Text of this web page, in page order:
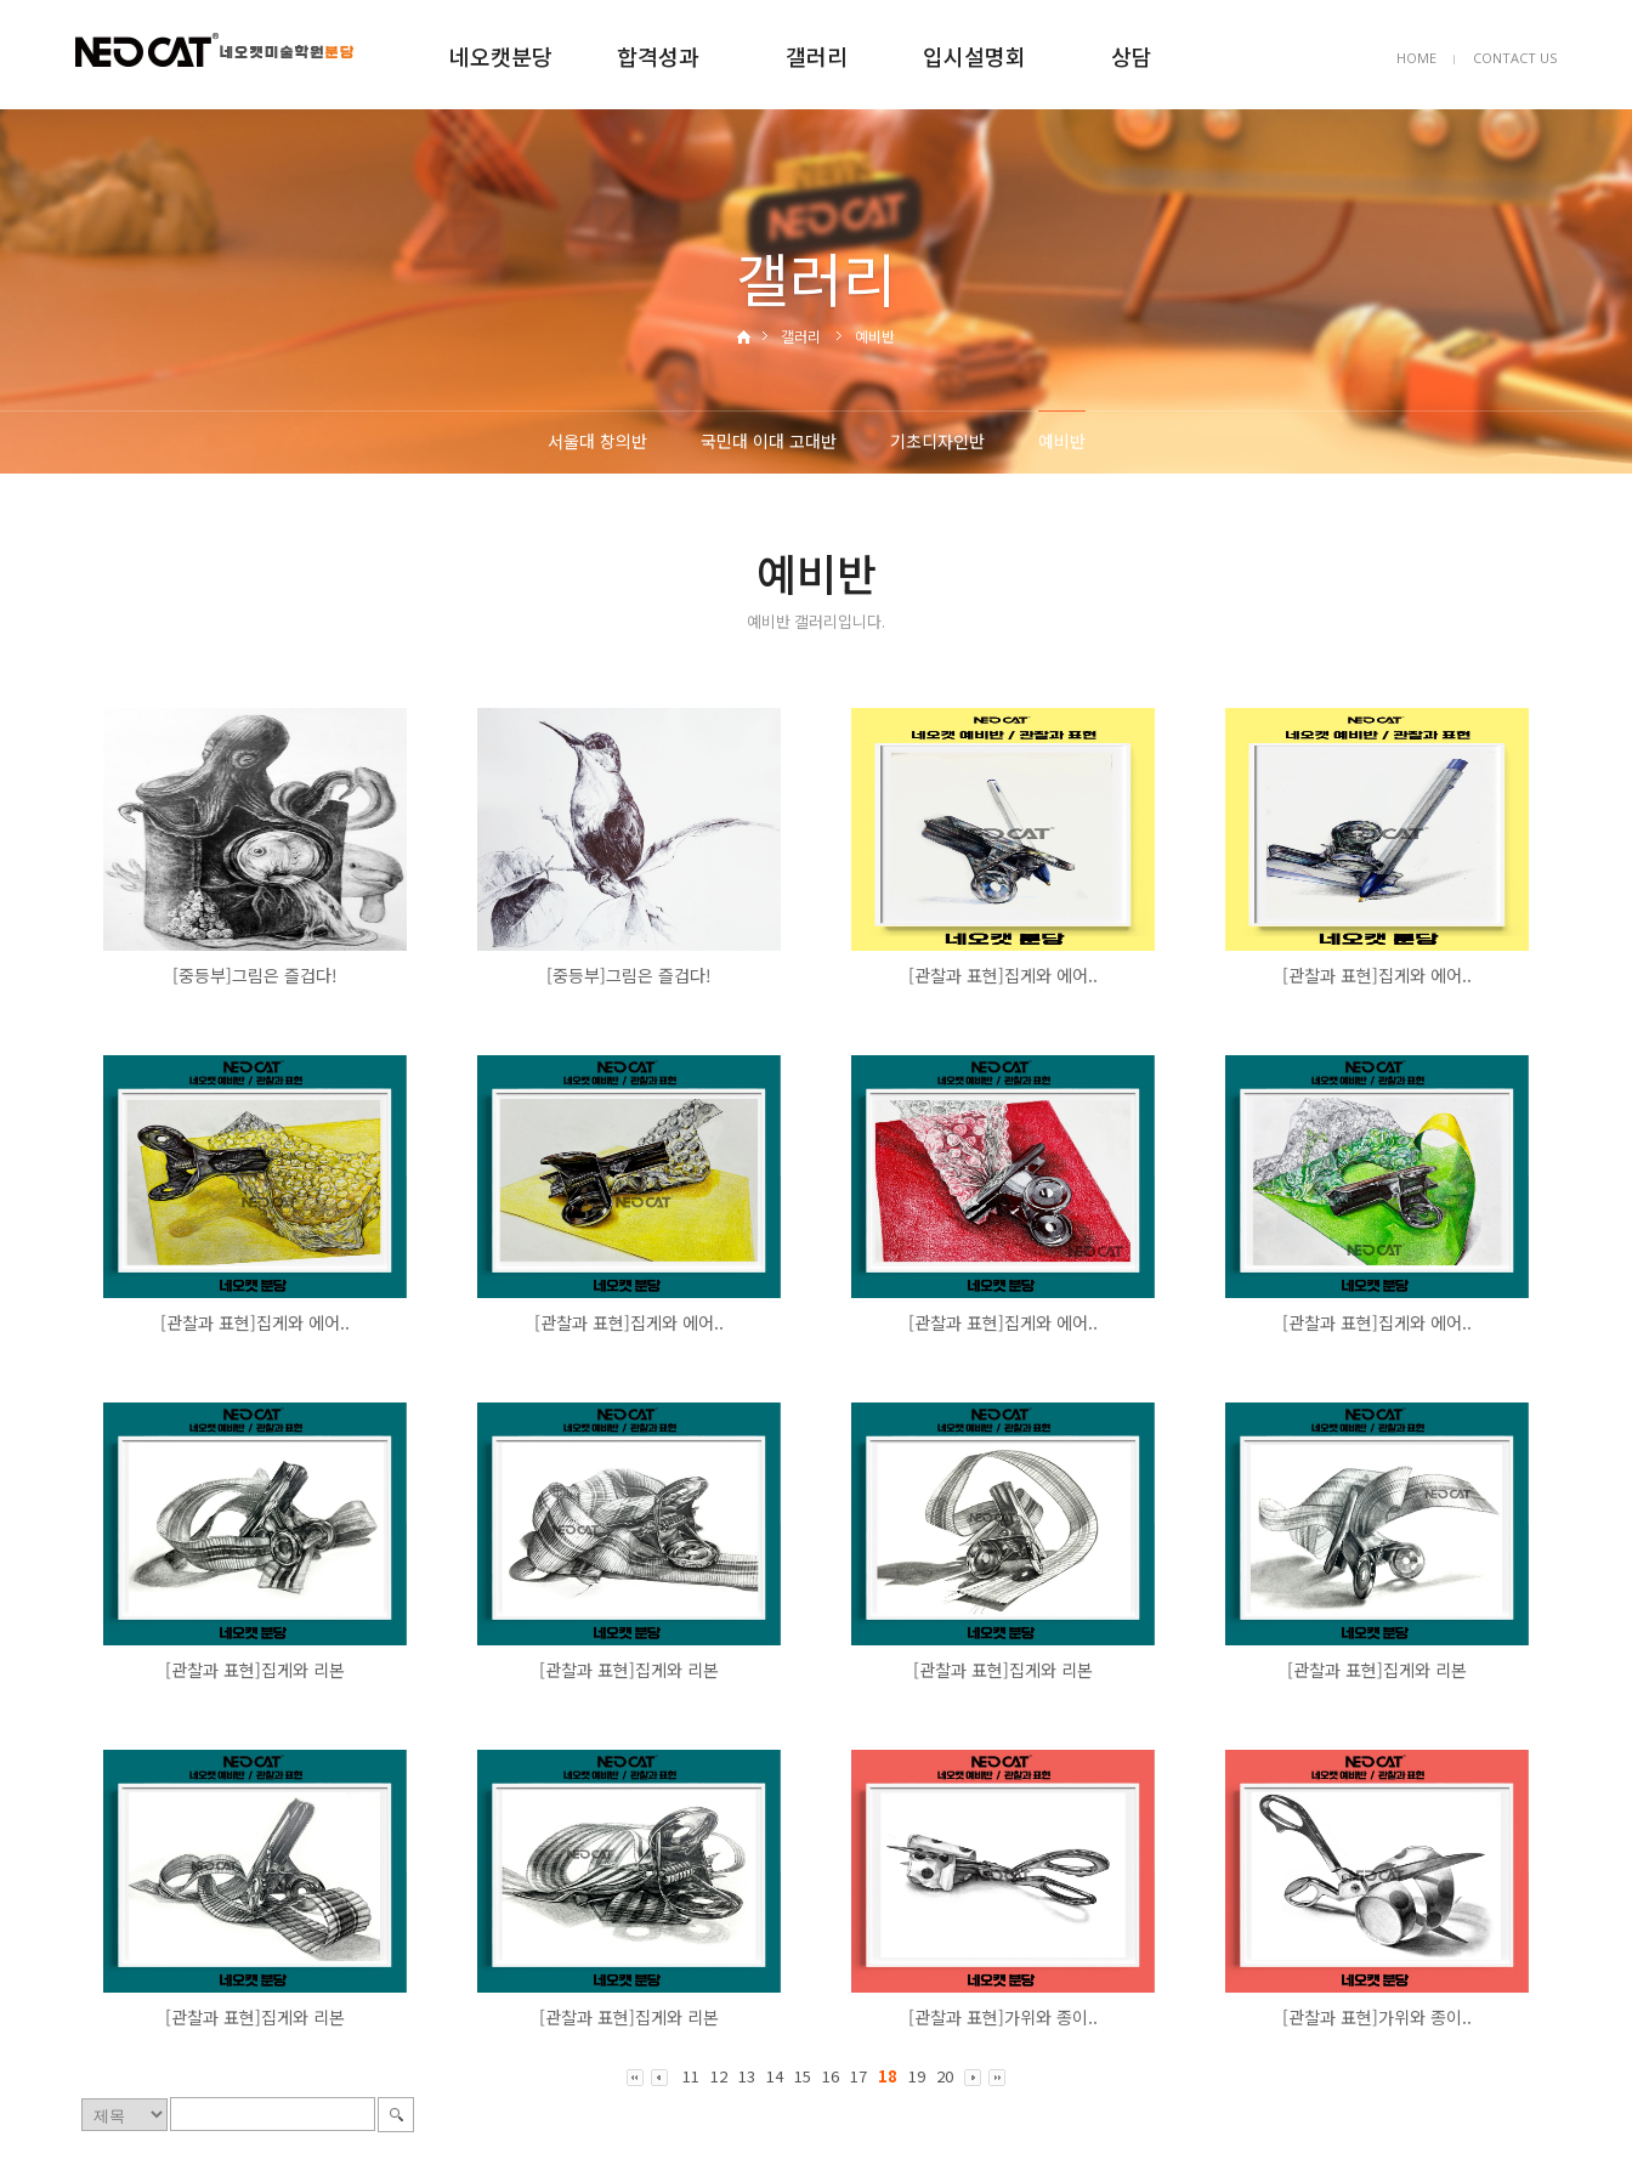
HOME ㅣ CONTACT US
네오캣분당
학원소개
규정안내
합격성과
2025합격성과
2024합격성과
2022합격성과
갤러리
서울대반
국민대 이대 고대반
기초디자인반
예비반
입시설명회
신입학입시설명회
재원생입시설명회
재원생진학설명회
상담
상담예약
묻고답하기
갤러리
갤러리 예비반
서울대 창의반 국민대 이대 고대반 기초디자인반 예비반
예비반
예비반 갤러리입니다.
[중등부]그림은 즐겁다! [중등부]그림은 즐겁다! [관찰과 표현]집게와 에어.. [관찰과 표현]집게와 에어..
[관찰과 표현]집게와 에어.. [관찰과 표현]집게와 에어.. [관찰과 표현]집게와 에어.. [관찰과 표현]집게와 에어..
[관찰과 표현]집게와 리본 [관찰과 표현]집게와 리본 [관찰과 표현]집게와 리본 [관찰과 표현]집게와 리본
[관찰과 표현]집게와 리본 [관찰과 표현]집게와 리본 [관찰과 표현]가위와 종이.. [관찰과 표현]가위와 종이..
11 12 13 14 15 16 17 18 19 20